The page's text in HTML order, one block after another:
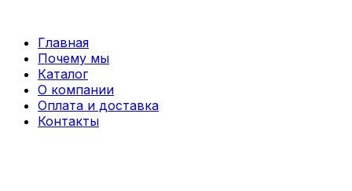
содержимому
Главная
Почему мы
Каталог
О компании
Оплата и доставка
Контакты